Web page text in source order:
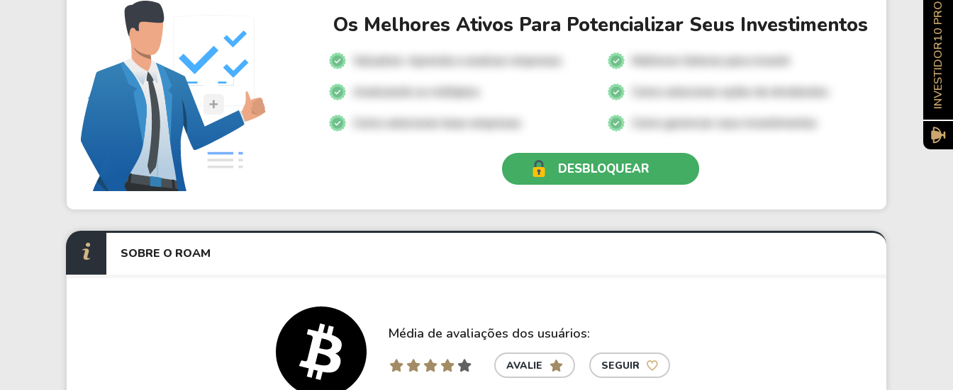
Os Melhores Ativos Para Potencializar Seus Investimentos
Valuation: Aprenda a analisar empresas
Melhores Setores para investir
Analisando os múltiplos
Como selecionar ações de dividendos
Como selecionar boas empresas
Como gerenciar seus investimentos
DESBLOQUEAR
SOBRE O ROAM
Média de avaliações dos usuários:
AVALIE SEGUIR
INVESTIDOR10 PRO